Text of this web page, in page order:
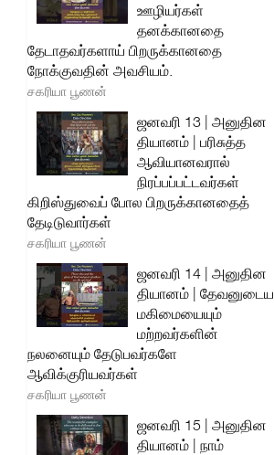
ஊழியர்கள்
தனக்கானதை
தேடாதவர்களாய் பிறருக்கானதை
நோக்குவதின் அவசியம்.
சகரியா பூணன்
ஜனவரி 13 | அனுதின
தியானம் | பரிசுத்த
ஆவியானவரால்
நிரப்பப்பட்டவர்கள்
கிறிஸ்துவைப் போல பிறருக்கானதைத்
தேடிடுவார்கள்
சகரியா பூணன்
ஜனவரி 14 | அனுதின
தியானம் | தேவனுடைய
மகிமையையும்
மற்றவர்களின்
நலனையும் தேடுபவர்களே
ஆவிக்குரியவர்கள்
சகரியா பூணன்
ஜனவரி 15 | அனுதின
தியானம் | நாம்